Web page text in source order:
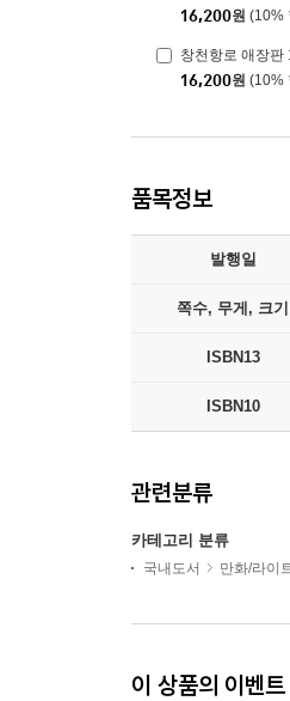
16,200원 (10%
창천항로 애장판
16,200원 (10%
품목정보
발행일
쪽수, 무게, 크기
ISBN13
ISBN10
관련분류
카테고리 분류
국내도서 만화/라이
이 상품의 이벤트